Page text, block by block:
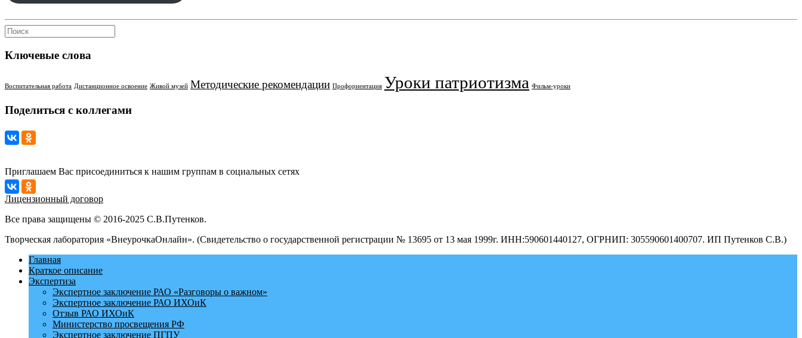
Ключевые слова
Воспитательная работа Дистанционное освоение Живой музей Методические рекомендации Профориентация Уроки патриотизма Фильм-уроки
Поделиться с коллегами
Приглашаем Вас присоединиться к нашим группам в социальных сетях
Лицензионный договор
Все права защищены © 2016-2025 С.В.Путенков.
Творческая лаборатория «ВнеурочкаОнлайн». (Свидетельство о государственной регистрации № 13695 от 13 мая 1999г. ИНН:590601440127, ОГРНИП: 305590601400707. ИП Путенков С.В.)
Главная
Краткое описание
Экспертиза
Экспертное заключение РАО «Разговоры о важном»
Экспертное заключение РАО ИХОиК
Отзыв РАО ИХОиК
Министерство просвещения РФ
Экспертное заключение ПГПУ